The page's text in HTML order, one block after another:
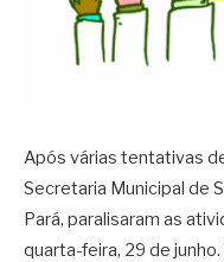
Após várias tentativas
Secretaria Municipal de
Pará, paralisaram as
quarta-feira, 29 de